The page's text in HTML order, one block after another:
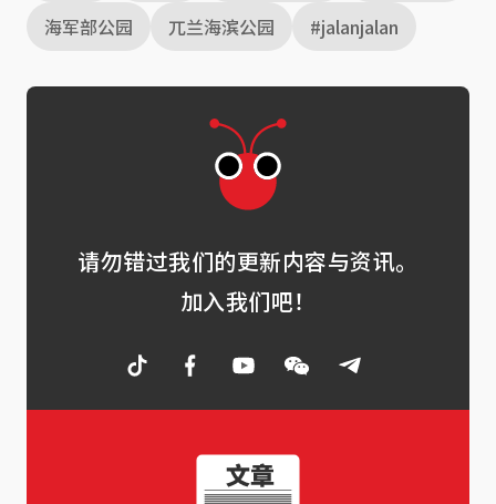
海军部公园
兀兰海滨公园 #jalanjalan
请勿错过我们的更新内容与资讯。
加入我们吧！